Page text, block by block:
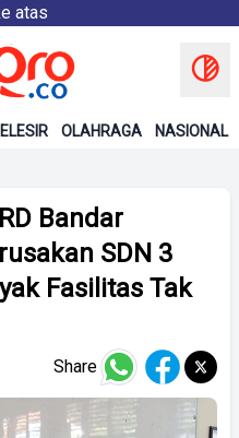
atas
OLAHRAGA NASIONAL
Bandar
SDN 3
Fasilitas Tak
Share